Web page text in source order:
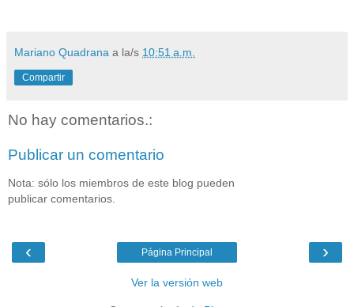
Mariano Quadrana a la/s 10:51 a.m.
Compartir
No hay comentarios.:
Publicar un comentario
Nota: sólo los miembros de este blog pueden
publicar comentarios.
‹ ›
Página Principal
Ver la versión web